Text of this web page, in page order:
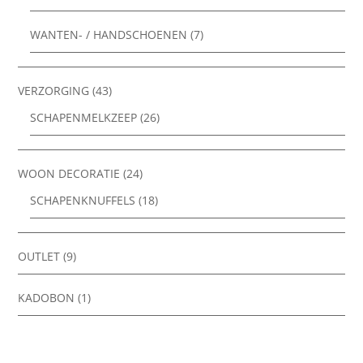
WANTEN- / HANDSCHOENEN (7)
VERZORGING (43)
SCHAPENMELKZEEP (26)
WOON DECORATIE (24)
SCHAPENKNUFFELS (18)
OUTLET (9)
KADOBON (1)